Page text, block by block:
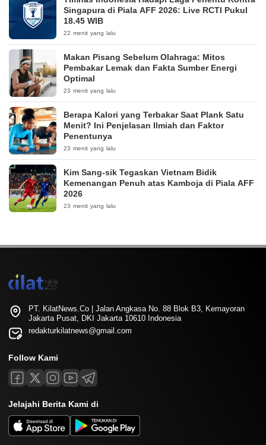
Singapura di Piala AFF 2026: Live RCTI Pukul
18.45 WIB
22 menit yang lalu
Makan Pisang Sebelum Olahraga: Mitos
Pembakar Lemak dan Fakta Sumber Energi
Optimal
23 menit yang lalu
Berapa Kalori yang Terbakar Saat Plank Satu
Menit? Ini Penjelasan Ilmiah dan Faktor
Penentunya
23 menit yang lalu
Kim Sang-sik Tegaskan Vietnam Bidik
Kemenangan Penuh atas Kamboja di Piala AFF
2026
23 menit yang lalu
PT. KilatNews.Co | Jalan Angkasa No. 88 Blok B3, Kemayoran
Jakarta Pusat, DKI Jakarta 10610 Indonesia
redakturkilatnews@gmail.com
Follow Kami
Jelajahi Berita Kami di